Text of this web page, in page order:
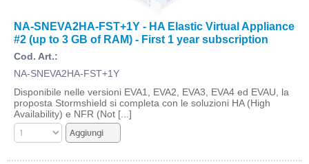
NA-SNEVA2HA-FST+1Y - HA Elastic Virtual Appliance
#2 (up to 3 GB of RAM) - First 1 year subscription
Cod. Art.:
NA-SNEVA2HA-FST+1Y
Disponibile nelle versioni EVA1, EVA2, EVA3, EVA4 ed EVAU, la
proposta Stormshield si completa con le soluzioni HA (High
Availability) e NFR (Not [...]